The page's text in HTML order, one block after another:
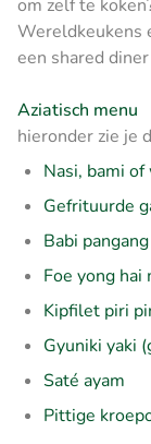
om zelf te
Wereldkeukens
een shared
Aziatisch menu
hieronder zie je
Nasi, bami
Gefrituurde
Babi pangang
Foe yong
Kipfilet piri
Gyuniki yaki
Saté ayam
Pittige